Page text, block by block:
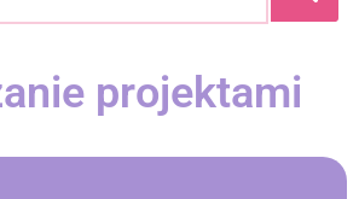
projektami